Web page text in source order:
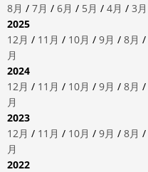
8月 / 7月 / 6月 / 5月 / 4月 / 3月
2025
12月 / 11月 / 10月 / 9月 / 8月 /
月
2024
12月 / 11月 / 10月 / 9月 / 8月 /
月
2023
12月 / 11月 / 10月 / 9月 / 8月 /
月
2022